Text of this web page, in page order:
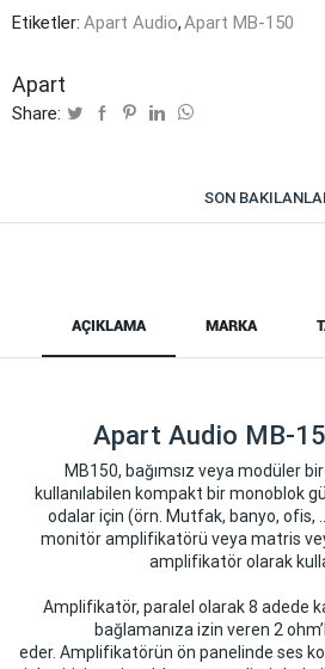
Etiketler: Apart Audio,Apart MB-150
Apart
Share:
SON
AÇIKLAMA MARKA
Apart Audio MB-
MB150, bağımsız veya modüler
kullanılabilen kompakt bir monoblok
odalar için (örn. Mutfak, banyo,
monitör amplifikatörü veya matris
amplifikatör olarak
Amplifikatör, paralel olarak 8 adede
bağlamanıza izin veren 2
eder. Amplifikatörün ön panelinde ses